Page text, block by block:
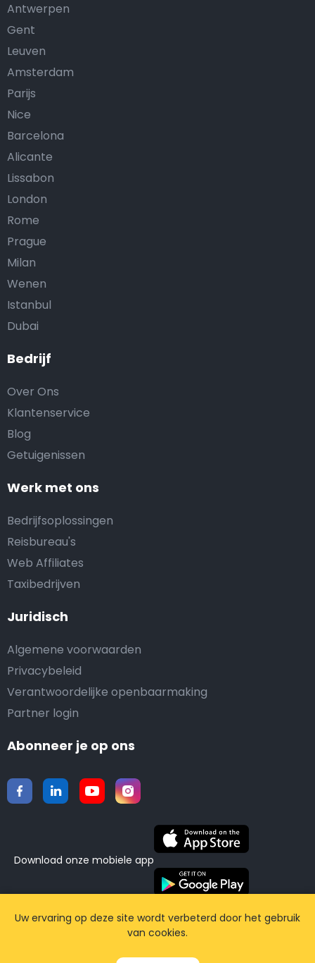
Bedrijf
Over Ons
Klantenservice
Blog
Getuigenissen
Werk met ons
Bedrijfsoplossingen
Reisbureau's
Web Affiliates
Taxibedrijven
Juridisch
Algemene voorwaarden
Privacybeleid
Verantwoordelijke openbaarmaking
Partner login
Antwerpen
Gent
Leuven
Amsterdam
Parijs
Nice
Barcelona
Alicante
Lissabon
London
Rome
Prague
Milan
Wenen
Istanbul
Dubai
Abonneer je op ons
Download onze mobiele app
©2015-2026 Airporttaxis.com.Alle rechten
voorbehouden | Powered byCodiCo.io
Uw ervaring op deze site wordt verbeterd door het gebruik
van cookies.